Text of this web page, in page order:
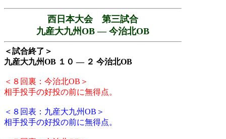
西日本大会 第三試合
九産大九州OB ― 今治北OB
＜試合終了＞
九産大九州OB １０ ― ２ 今治北OB
＜８回裏：今治北OB＞
相手投手の好投の前に無得点。
＜８回表：九産大九州OB＞
相手投手の好投の前に無得点。